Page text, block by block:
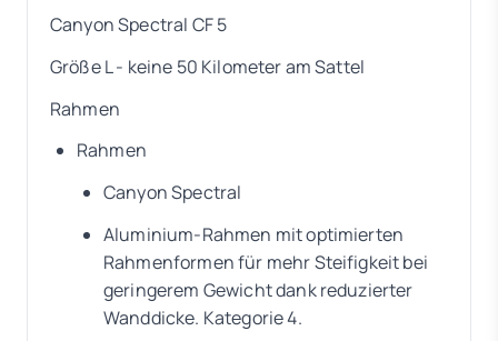
Canyon Spectral CF 5
Größe L - keine 50 Kilometer am Sattel
Rahmen
Rahmen
Canyon Spectral
Aluminium-Rahmen mit optimierten
Rahmenformen für mehr Steifigkeit bei
geringerem Gewicht dank reduzierter
Wanddicke. Kategorie 4.